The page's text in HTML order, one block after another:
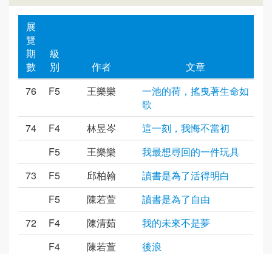
展
覽
期
數
級
別
作者
文章
76
F5 王樂樂
一池的荷，搖曳著生命如
歌
74
F4 林昱岑
這一刻，我悔不當初
F5
王樂樂
我最想尋回的一件玩具
73
F5 邱柏翰
讀書是為了活得明白
F5
陳若萱
讀書是為了自由
72
F4 陳清茹
我的未來不是夢
F4
陳若萱
後浪